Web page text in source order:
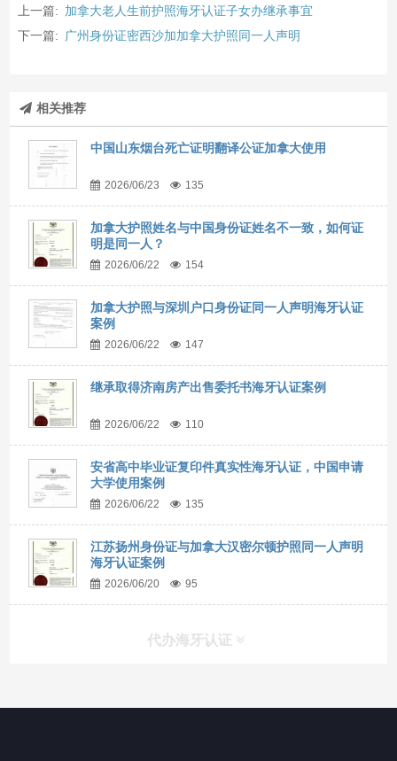
上一篇: 加拿大老人生前护照海牙认证子女办继承事宜
下一篇:
广州身份证密西沙加加拿大护照同一人声明
相关推荐
中国山东烟台死亡证明翻译公证加拿大使用
2026/06/23 135
加拿大护照姓名与中国身份证姓名不一致，如何证
明是同一人？
2026/06/22 154
加拿大护照与深圳户口身份证同一人声明海牙认证
案例
2026/06/22 147
继承取得济南房产出售委托书海牙认证案例
2026/06/22 110
安省高中毕业证复印件真实性海牙认证，中国申请
大学使用案例
2026/06/22 135
江苏扬州身份证与加拿大汉密尔顿护照同一人声明
海牙认证案例
2026/06/20 95
代办海牙认证